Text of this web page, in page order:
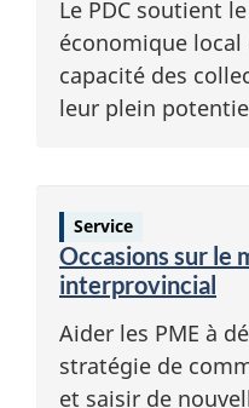
Le PDC soutient
économique
capacité des
leur plein
Service
Occasions sur le
interprovincial
Aider les PME à
stratégie de
et saisir de